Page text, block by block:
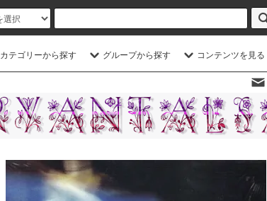
カテゴリーから探す グループから探す コンテンツを見る